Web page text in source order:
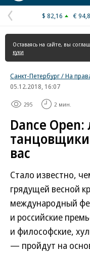
Предыдущая
страница
$ 82,16 €
Оставаясь на сайте, вы
куки
Санкт-Петербург / На
05.12.2018, 16:07
295 2 мин.
Dance
вас
Стало известно,
грядущей весной
международный
и российские
и философские,
— пройдут на